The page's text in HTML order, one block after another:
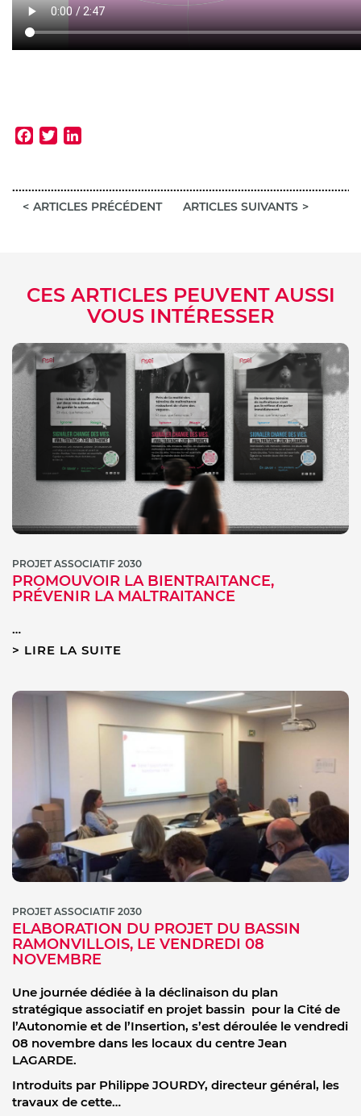
Facebook
Twitter
ARTICLES PRÉCÉDENT ARTICLES SUIVANTS
CES ARTICLES PEUVENT AUSSI
VOUS INTÉRESSER
PROJET ASSOCIATIF 2030
PROMOUVOIR LA BIENTRAITANCE,
PRÉVENIR LA MALTRAITANCE
…
LIRE LA SUITE
PROJET ASSOCIATIF 2030
ELABORATION DU PROJET DU BASSIN
RAMONVILLOIS, LE VENDREDI 08
NOVEMBRE
Une journée dédiée à la déclinaison du plan
stratégique associatif en projet bassin pour la Cité de
l’Autonomie et de l’Insertion, s’est déroulée le vendredi
08 novembre dans les locaux du centre Jean
LAGARDE.
Introduits par Philippe JOURDY, directeur général, les
travaux de cette…